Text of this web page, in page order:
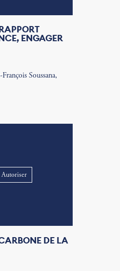
ENGAGER
Soussana,
Autoriser
DE LA